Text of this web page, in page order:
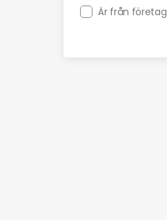
Är från företag